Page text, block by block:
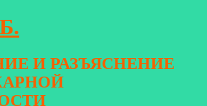
И РАЗЪЯСНЕНИЕ